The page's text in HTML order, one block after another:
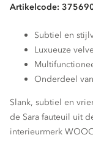
Artikelcode:
Subtiel en
Luxueuze
Onderdeel
Slank, subtiel en
de Sara fauteuil uit
interieurmerk